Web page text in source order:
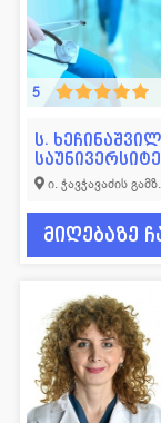
5
ს.
ი. ჭავჭავაძის
მიღებაზე